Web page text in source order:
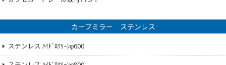
カーブミラー ステンレス
ステンレス ﾊｲﾄﾞﾛｸﾘｰﾝφ600